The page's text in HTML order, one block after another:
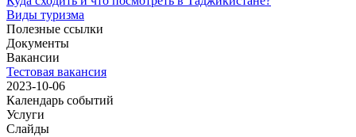
Виды туризма
Полезные ссылки
Документы
Вакансии
Тестовая вакансия
2023-10-06
Календарь событий
Услуги
Слайды